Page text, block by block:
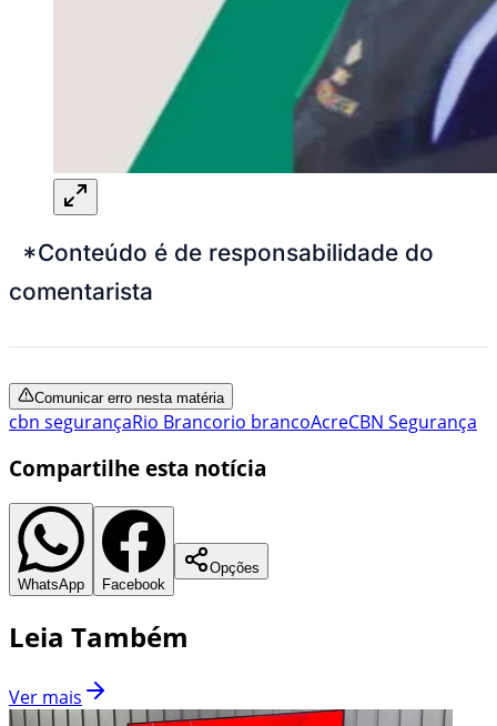
*Conteúdo é de responsabilidade do
comentarista
Comunicar erro nesta matéria
cbn segurançaRio Brancorio brancoAcreCBN Segurança
Compartilhe esta notícia
WhatsApp Facebook
Opções
Leia Também
Ver mais